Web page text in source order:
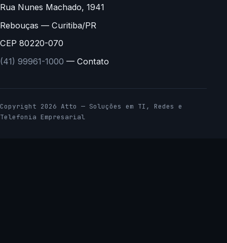
Rua Nunes Machado, 1941
Rebouças — Curitiba/PR
CEP 80220-070
(41) 99961-1000 — Contato
Copyright 2026 Atto — Soluções em TI, Redes e
Telefonia Empresarial